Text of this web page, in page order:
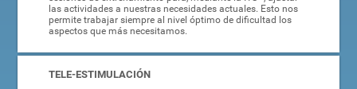
las actividades a nuestras necesidades actuales. Esto nos
permite trabajar siempre al nivel óptimo de dificultad los
aspectos que más necesitamos.
TELE-ESTIMULACIÓN